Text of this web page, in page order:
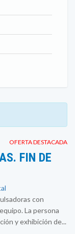
OFERTA DESTACADA
FIN DE
con
La persona
y exhibición de...